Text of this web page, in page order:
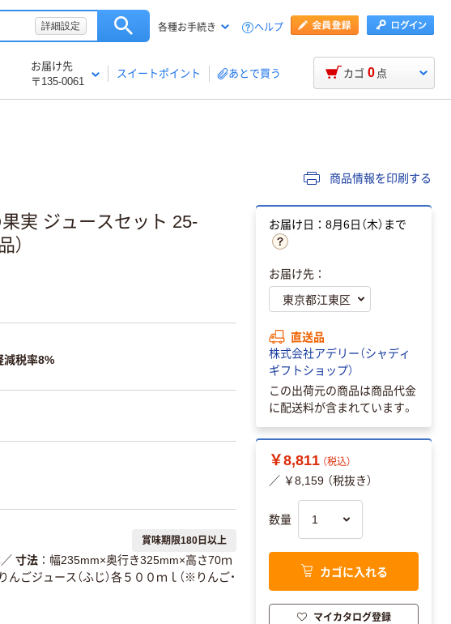
詳細設定 各種お手続き ヘルプ
お届け先
〒135-0061
スイートポイント あとで買う カゴ 0 点
商品情報を印刷する
果実 ジュースセット 25-
）
減税率8%
賞味期限180日以上
／ 寸法
幅235mm×奥行き325mm×高さ70ｍ
んごジュース（ふじ）各５００ｍｌ（※りんご・
お届け日：8月6日（木）まで
お届け先：
直送品
株式会社アデリー（シャディ
ギフトショップ）
この出荷元の商品は商品代金
に配送料が含まれています。
￥8,811 （税込）
／ ￥8,159 （税抜き）
数量
カゴに入れる
マイカタログ登録